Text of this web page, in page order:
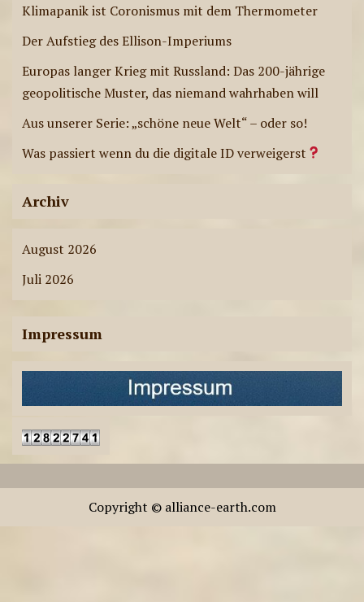
Klimapanik ist Coronismus mit dem Thermometer
Der Aufstieg des Ellison-Imperiums
Europas langer Krieg mit Russland: Das 200-jährige
geopolitische Muster, das niemand wahrhaben will
Aus unserer Serie: „schöne neue Welt“ – oder so!
Was passiert wenn du die digitale ID verweigerst
Archiv
August 2026
Juli 2026
Impressum
Copyright © alliance-earth.com